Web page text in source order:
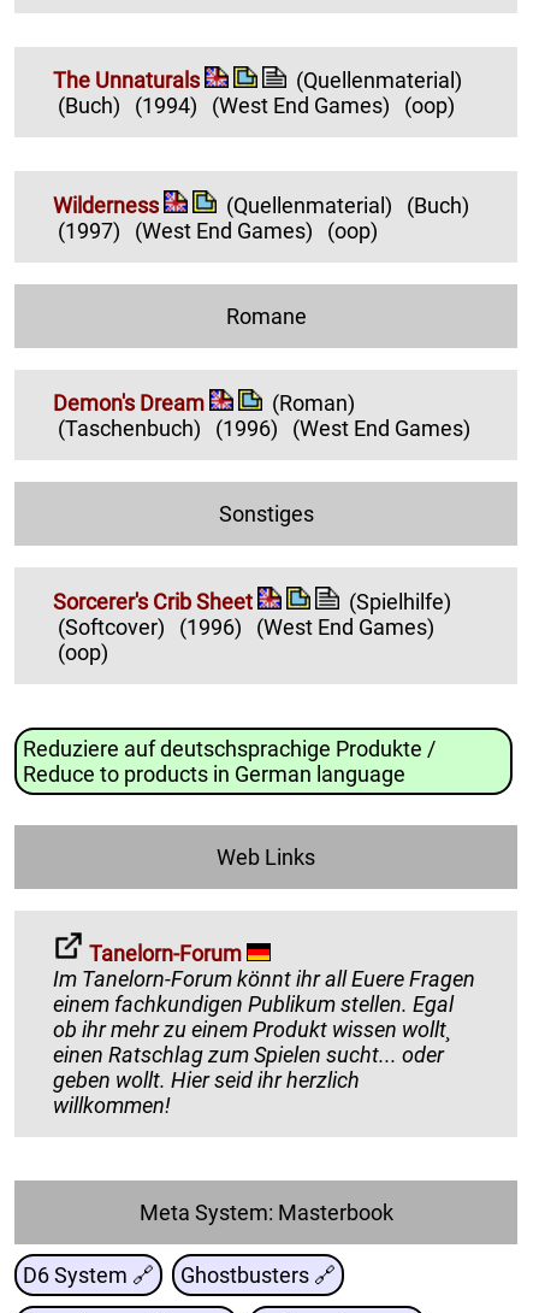
The Unnaturals
(Quellenmaterial)
(Buch)
(1994) (West End Games) (oop)
Wilderness (Quellenmaterial)
(Buch)
(1997)
(West End Games) (oop)
Romane
Demon's Dream
(Roman)
(Taschenbuch)
(1996) (West End Games)
Sonstiges
Sorcerer's Crib Sheet
(Spielhilfe)
(Softcover)
(1996)
(West End Games)
(oop)
Reduziere auf deutschsprachige Produkte /
Reduce to products in German language
Web Links
Tanelorn-Forum
Im Tanelorn-Forum könnt ihr all Euere Fragen
einem fachkundigen Publikum stellen. Egal
ob ihr mehr zu einem Produkt wissen wollt¸
einen Ratschlag zum Spielen sucht... oder
geben wollt. Hier seid ihr herzlich
willkommen!
Meta System: Masterbook
D6 System 🔗 Ghostbusters 🔗